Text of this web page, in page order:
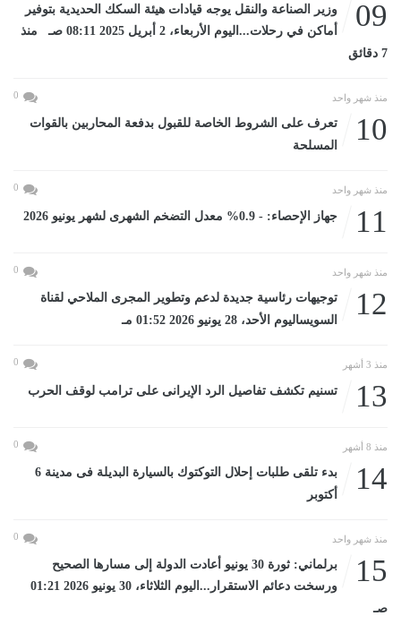
09
وزير الصناعة والنقل يوجه قيادات هيئة السكك الحديدية بتوفير
أماكن في رحلات...اليوم الأربعاء، 2 أبريل 2025 08:11 صـ منذ
7 دقائق
منذ شهر واحد 0
10
تعرف على الشروط الخاصة للقبول بدفعة المحاربين بالقوات
المسلحة
منذ شهر واحد 0
11 جهاز الإحصاء: - 0.9% معدل التضخم الشهرى لشهر يونيو 2026
منذ شهر واحد 0
12
توجيهات رئاسية جديدة لدعم وتطوير المجرى الملاحي لقناة
السويساليوم الأحد، 28 يونيو 2026 01:52 مـ
منذ 3 أشهر 0
13 تسنيم تكشف تفاصيل الرد الإيرانى على ترامب لوقف الحرب
منذ 8 أشهر 0
14
بدء تلقى طلبات إحلال التوكتوك بالسيارة البديلة فى مدينة 6
أكتوبر
منذ شهر واحد 0
15
برلماني: ثورة 30 يونيو أعادت الدولة إلى مسارها الصحيح
ورسخت دعائم الاستقرار...اليوم الثلاثاء، 30 يونيو 2026 01:21
صـ